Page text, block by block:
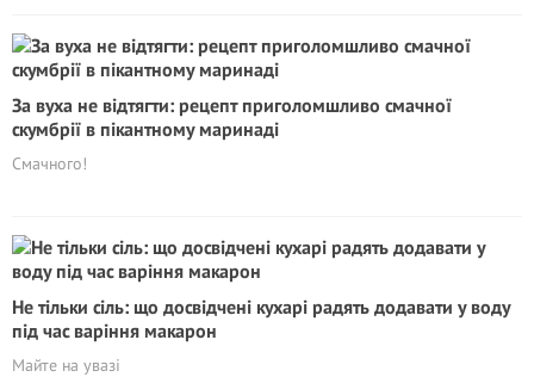
За вуха не відтягти: рецепт приголомшливо смачної
скумбрії в пікантному маринаді
Смачного!
Не тільки сіль: що досвідчені кухарі радять додавати у воду
під час варіння макарон
Майте на увазі